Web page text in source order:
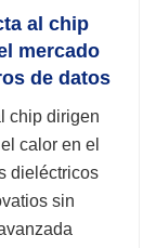
al chip
mercado
de datos
chip dirigen
calor en el
dieléctricos
sin